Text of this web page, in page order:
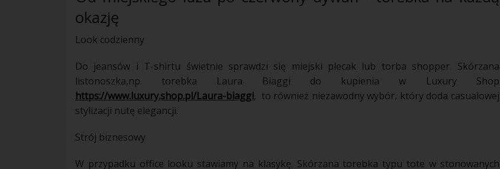
okazję
Look codzienny
Do jeansów i T-shirtu świetnie sprawdzi się miejski plecak lub torba shopper. Skórzana
listonoszka,np. torebka Laura Biaggi do kupienia w Luxury Shop
https://www.luxury.shop.pl/Laura-biaggi, to również niezawodny wybór, który doda casualowej
stylizacji nutę elegancji.
Strój biznesowy
W przypadku office looku stawiamy na klasykę. Skórzana torebka typu tote w stonowanych